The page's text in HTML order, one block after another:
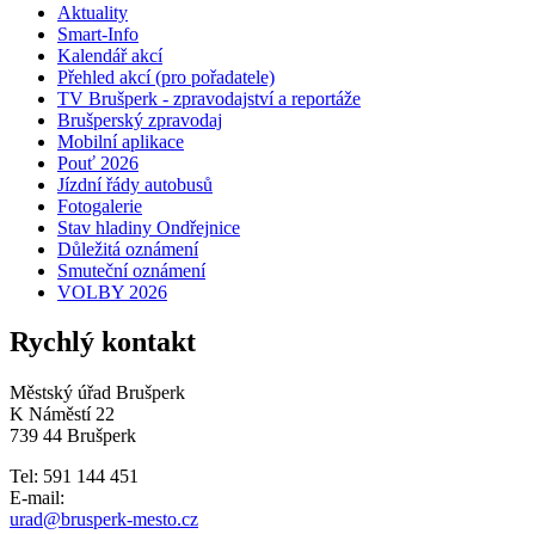
Aktuality
Smart-Info
Kalendář akcí
Přehled akcí (pro pořadatele)
TV Brušperk - zpravodajství a reportáže
Brušperský zpravodaj
Mobilní aplikace
Pouť 2026
Jízdní řády autobusů
Fotogalerie
Stav hladiny Ondřejnice
Důležitá oznámení
Smuteční oznámení
VOLBY 2026
Rychlý kontakt
Městský úřad Brušperk
K Náměstí 22
739 44 Brušperk
Tel: 591 144 451
E-mail:
urad@brusperk-mesto.cz